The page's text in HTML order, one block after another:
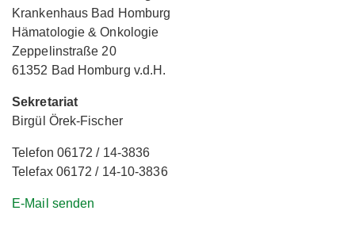
Krankenhaus Bad Homburg
Hämatologie & Onkologie
Zeppelinstraße 20
61352 Bad Homburg v.d.H.
Sekretariat
Birgül Örek-Fischer
Telefon 06172 / 14-3836
Telefax 06172 / 14-10-3836
E-Mail senden